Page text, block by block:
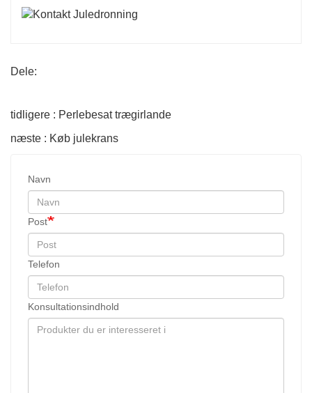
Dele:
tidligere : Perlebesat trægirlande
næste : Køb julekrans
Navn
Post
Telefon
Konsultationsindhold